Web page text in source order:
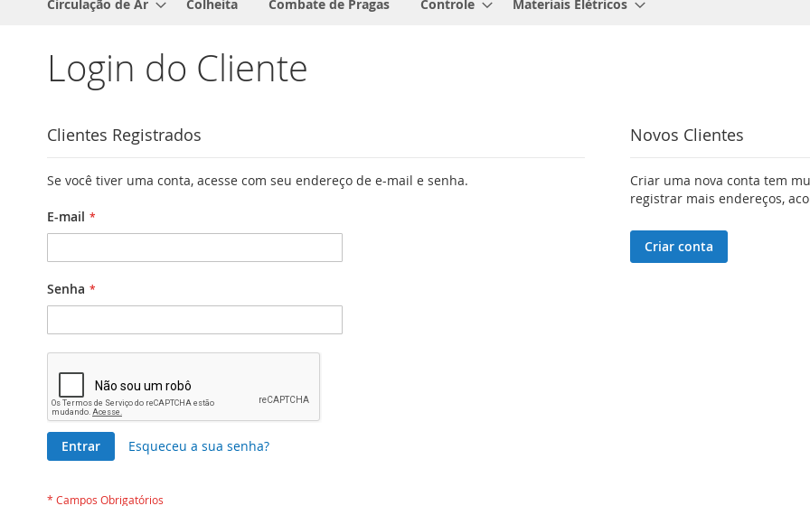
Circulação de Ar Colheita Combate de Pragas Controle Materiais Elétricos
Login do Cliente
Clientes Registrados
Se você tiver uma conta, acesse com seu endereço de e-mail e senha.
E-mail
Senha
Entrar Esqueceu a sua senha?
Novos Clientes
Criar uma nova conta tem
registrar mais endereços,
Criar conta